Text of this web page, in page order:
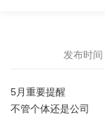
发布时
5月重要提醒
不管个体还是公司